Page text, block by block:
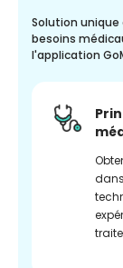
Solution unique
besoins
l'application